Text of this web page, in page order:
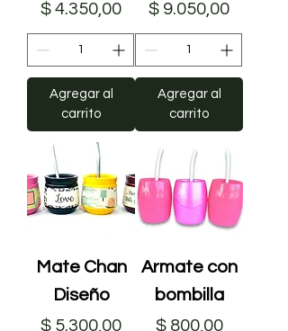
Precio
$ 4.350,00
Agregar al
carrito
Precio
$ 9.050,00
Agregar al
carrito
Mate Chan
Diseño
Precio
$ 5.300,00
Armate con
bombilla
Precio
$ 800,00